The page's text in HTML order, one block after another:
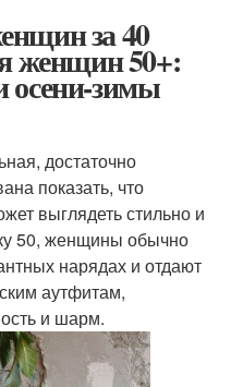
за 40
женщин 50+:
осени-зимы
достаточно
показать, что
выглядеть стильно и
50, женщины обычно
нарядах и отдают
аутфитам,
и шарм.